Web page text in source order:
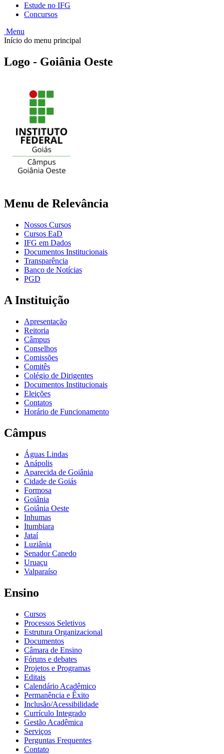
Estude no IFG
Concursos
Menu
Início do menu principal
Logo - Goiânia Oeste
Menu de Relevância
Nossos Cursos
Cursos EaD
IFG em Dados
Documentos Institucionais
Transparência
Banco de Notícias
PGD
A Instituição
Apresentação
Reitoria
Câmpus
Conselhos
Comissões
Comitês
Colégio de Dirigentes
Documentos Institucionais
Eleições
Contatos
Horário de Funcionamento
Câmpus
Águas Lindas
Anápolis
Aparecida de Goiânia
Cidade de Goiás
Formosa
Goiânia
Goiânia Oeste
Inhumas
Itumbiara
Jataí
Luziânia
Senador Canedo
Uruaçu
Valparaíso
Ensino
Cursos
Processos Seletivos
Estrutura Organizacional
Documentos
Câmara de Ensino
Fóruns e debates
Projetos e Programas
Editais
Calendário Acadêmico
Permanência e Êxito
Inclusão/Acessibilidade
Currículo Integrado
Gestão Acadêmica
Serviços
Perguntas Frequentes
Contato